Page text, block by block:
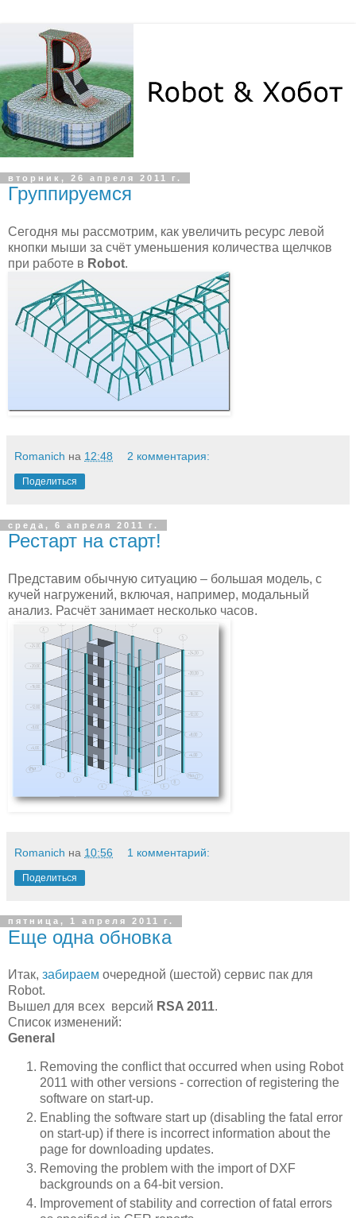
вторник, 26 апреля 2011 г.
Группируемся
Сегодня мы рассмотрим, как увеличить ресурс левой
кнопки мыши за счёт уменьшения количества щелчков
при работе в Robot.
Romanich на 12:48 2 комментария:
Поделиться
среда, 6 апреля 2011 г.
Рестарт на старт!
Представим обычную ситуацию – большая модель, с
кучей нагружений, включая, например, модальный
анализ. Расчёт занимает несколько часов.
Romanich на 10:56 1 комментарий:
Поделиться
пятница, 1 апреля 2011 г.
Еще одна обновка
Итак, забираем очередной (шестой) сервис пак для
Robot.
Вышел для всех версий RSA 2011.
Список изменений:
General
Removing the conflict that occurred when using Robot
2011 with other versions - correction of registering the
software on start-up.
Enabling the software start up (disabling the fatal error
on start-up) if there is incorrect information about the
page for downloading updates.
Removing the problem with the import of DXF
backgrounds on a 64-bit version.
Improvement of stability and correction of fatal errors